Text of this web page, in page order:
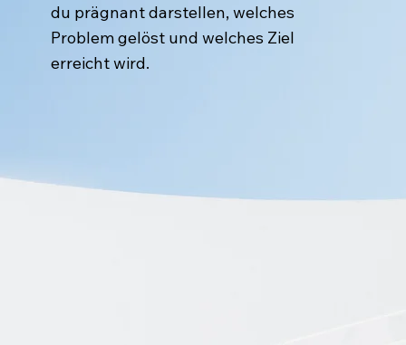
du prägnant darstellen, welches
Problem gelöst und welches Ziel
erreicht wird.